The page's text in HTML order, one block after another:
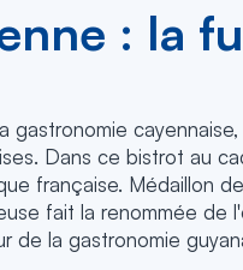
: la
gastronomie
Dans ce bistrot au
française. Médaillon
fait la renommée
de la gastronomie